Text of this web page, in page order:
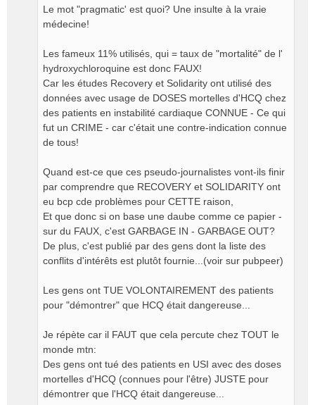
Le mot "pragmatic' est quoi? Une insulte à la vraie
médecine!
Les fameux 11% utilisés, qui = taux de "mortalité" de l'
hydroxychloroquine est donc FAUX!
Car les études Recovery et Solidarity ont utilisé des
données avec usage de DOSES mortelles d'HCQ chez
des patients en instabilité cardiaque CONNUE - Ce qui
fut un CRIME - car c'était une contre-indication connue
de tous!
Quand est-ce que ces pseudo-journalistes vont-ils finir
par comprendre que RECOVERY et SOLIDARITY ont
eu bcp cde problèmes pour CETTE raison,
Et que donc si on base une daube comme ce papier -
sur du FAUX, c'est GARBAGE IN - GARBAGE OUT?
De plus, c'est publié par des gens dont la liste des
conflits d'intérêts est plutôt fournie...(voir sur pubpeer)
Les gens ont TUE VOLONTAIREMENT des patients
pour "démontrer" que HCQ était dangereuse...
Je répète car il FAUT que cela percute chez TOUT le
monde mtn:
Des gens ont tué des patients en USI avec des doses
mortelles d'HCQ (connues pour l'être) JUSTE pour
démontrer que l'HCQ était dangereuse...